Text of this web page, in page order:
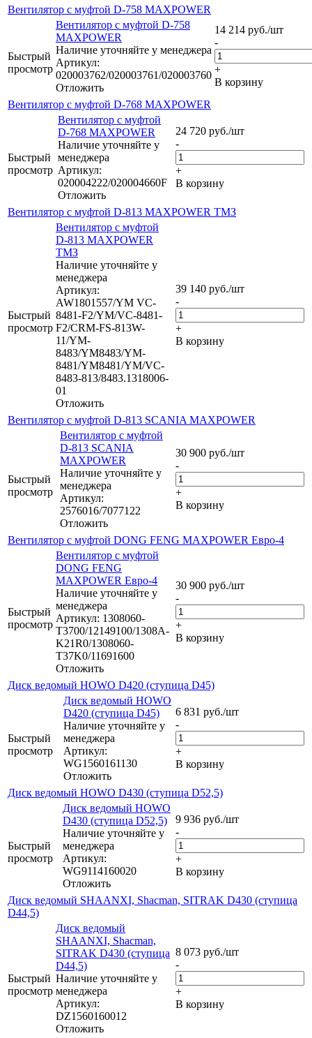
Вентилятор с муфтой D-758 MAXPOWER
Быстрый
просмотр
Вентилятор с муфтой D-758
MAXPOWER
Наличие уточняйте у менеджера
Артикул:
020003762/020003761/020003760
Отложить
14 214 руб./шт
-
+
В корзину
Вентилятор с муфтой D-768 MAXPOWER
Быстрый
просмотр
Вентилятор с муфтой
D-768 MAXPOWER
Наличие уточняйте у
менеджера
Артикул:
020004222/020004660F
Отложить
24 720 руб./шт
-
+
В корзину
Вентилятор с муфтой D-813 MAXPOWER ТМЗ
Быстрый
просмотр
Вентилятор с муфтой
D-813 MAXPOWER
ТМЗ
Наличие уточняйте у
менеджера
Артикул:
AW1801557/YM VC-
8481-F2/YM/VC-8481-
F2/CRM-FS-813W-
11/YM-
8483/YM8483/YM-
8481/YM8481/YM/VC-
8483-813/8483.1318006-
01
Отложить
39 140 руб./шт
-
+
В корзину
Вентилятор с муфтой D-813 SCANIA MAXPOWER
Быстрый
просмотр
Вентилятор с муфтой
D-813 SCANIA
MAXPOWER
Наличие уточняйте у
менеджера
Артикул:
2576016/7077122
Отложить
30 900 руб./шт
-
+
В корзину
Вентилятор с муфтой DONG FENG MAXPOWER Евро-4
Быстрый
просмотр
Вентилятор с муфтой
DONG FENG
MAXPOWER Евро-4
Наличие уточняйте у
менеджера
Артикул: 1308060-
T3700/12149100/1308A-
K21R0/1308060-
T37K0/11691600
Отложить
30 900 руб./шт
-
+
В корзину
Диск ведомый HOWO D420 (ступица D45)
Быстрый
просмотр
Диск ведомый HOWO
D420 (ступица D45)
Наличие уточняйте у
менеджера
Артикул:
WG1560161130
Отложить
6 831 руб./шт
-
+
В корзину
Диск ведомый HOWO D430 (ступица D52,5)
Быстрый
просмотр
Диск ведомый HOWO
D430 (ступица D52,5)
Наличие уточняйте у
менеджера
Артикул:
WG9114160020
Отложить
9 936 руб./шт
-
+
В корзину
Диск ведомый SHAANXI, Shacman, SITRAK D430 (ступица
D44,5)
Быстрый
просмотр
Диск ведомый
SHAANXI, Shacman,
SITRAK D430 (ступица
D44,5)
Наличие уточняйте у
менеджера
Артикул:
DZ1560160012
Отложить
8 073 руб./шт
-
+
В корзину